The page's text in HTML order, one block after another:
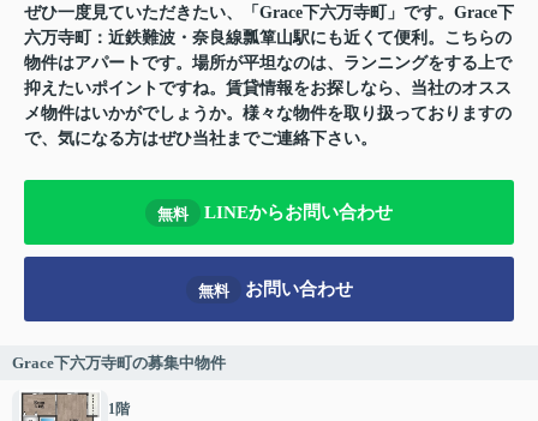
ぜひ一度見ていただきたい、「Grace下六万寺町」です。Grace下
六万寺町：近鉄難波・奈良線瓢箪山駅にも近くて便利。こちらの
物件はアパートです。場所が平坦なのは、ランニングをする上で
抑えたいポイントですね。賃貸情報をお探しなら、当社のオスス
メ物件はいかがでしょうか。様々な物件を取り扱っておりますの
で、気になる方はぜひ当社までご連絡下さい。
無料 LINEからお問い合わせ
無料 お問い合わせ
Grace下六万寺町の募集中物件
1階